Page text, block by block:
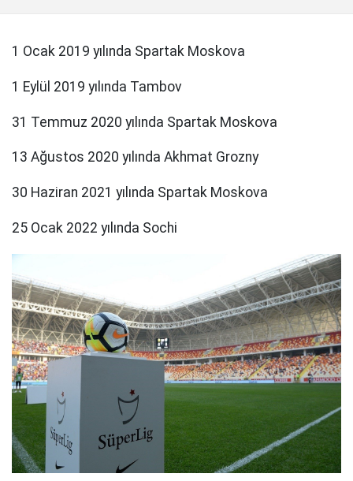
1 Ocak 2019 yılında Spartak Moskova
1 Eylül 2019 yılında Tambov
31 Temmuz 2020 yılında Spartak Moskova
13 Ağustos 2020 yılında Akhmat Grozny
30 Haziran 2021 yılında Spartak Moskova
25 Ocak 2022 yılında Sochi